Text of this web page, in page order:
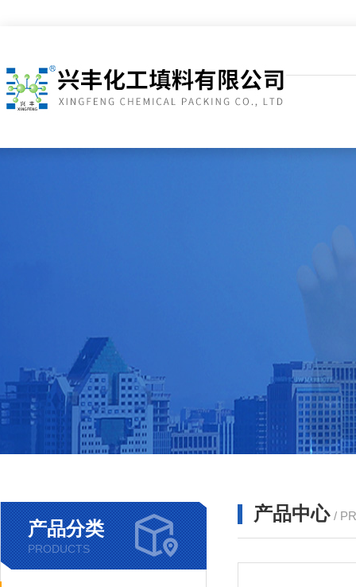
产品分类
PRODUCTS
产品中心 /